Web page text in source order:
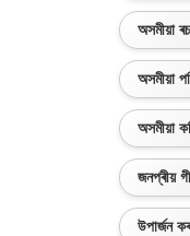
অসমীয়া
অসমীয়া
অসমীয়া
জনপ্ৰীয়
উপাৰ্জন